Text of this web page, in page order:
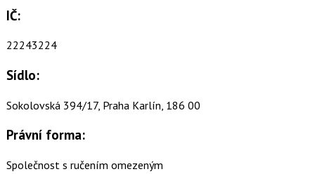
IČ:
22243224
Sídlo:
Sokolovská 394/17, Praha Karlín, 186 00
Právní forma:
Společnost s ručením omezeným